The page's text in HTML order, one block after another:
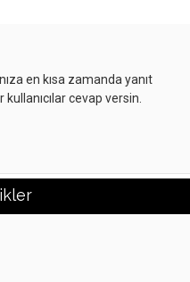
en kısa zamanda yanıt
cevap versin.